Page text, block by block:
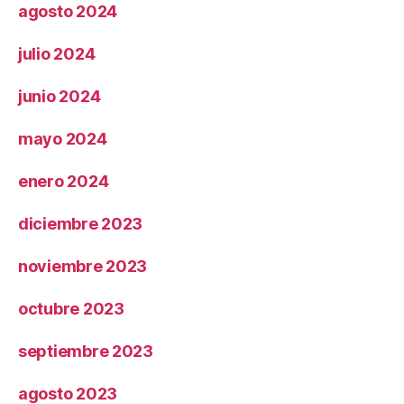
agosto 2024
julio 2024
junio 2024
mayo 2024
enero 2024
diciembre 2023
noviembre 2023
octubre 2023
septiembre 2023
agosto 2023